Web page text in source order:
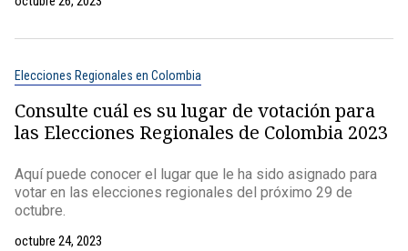
Elecciones Regionales en Colombia
Consulte cuál es su lugar de votación para
las Elecciones Regionales de Colombia 2023
Aquí puede conocer el lugar que le ha sido asignado para
votar en las elecciones regionales del próximo 29 de
octubre.
octubre 24, 2023